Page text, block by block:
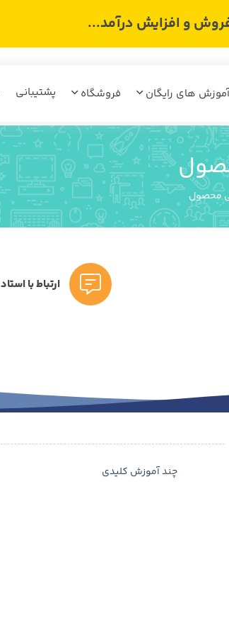
و افزایش درآمد...
های رایگان فروشگاه پشتیبانی
محصول
ارتباط با استاد
چند آموزش کلیدی